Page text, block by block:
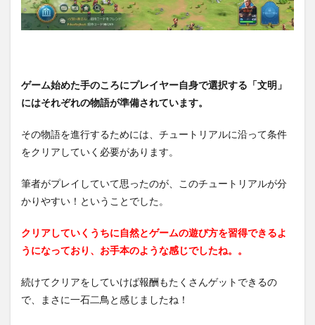
する
ゲー
ム
ゲーム始めた手のころにプレイヤー自身で選択する「文明」
にはそれぞれの物語が準備されています。
その物語を進行するためには、チュートリアルに沿って条件
をクリアしていく必要があります。
筆者がプレイしていて思ったのが、このチュートリアルが分
かりやすい！ということでした。
クリアしていくうちに自然とゲームの遊び方を習得できるよ
うになっており、お手本のような感じでしたね。。
続けてクリアをしていけば報酬もたくさんゲットできるの
で、まさに一石二鳥と感じましたね！